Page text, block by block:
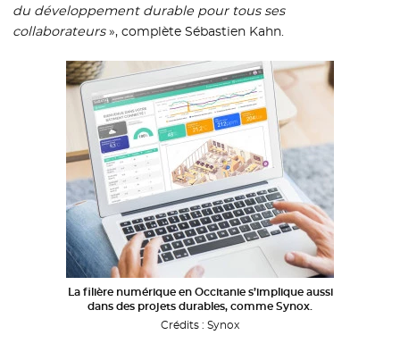
du développement durable pour tous ses
collaborateurs», complète Sébastien Kahn.
La filière numérique en Occitanie s’implique aussi
dans des projets durables, comme Synox.
Crédits : Synox